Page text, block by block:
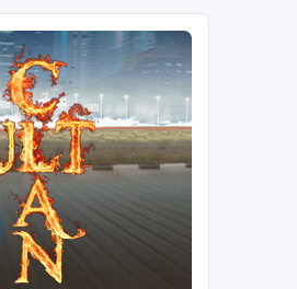
Расширенный поиск